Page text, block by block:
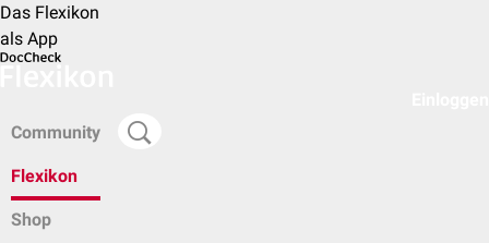
Das Flexikon
als App
Community
Flexikon
Shop